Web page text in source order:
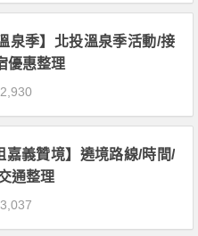
泉季】北投溫泉季活動/接
優惠整理
嘉義贊境】遶境路線/時間/
通整理